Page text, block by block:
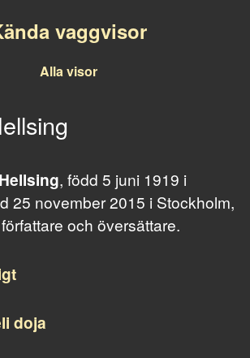
vaggvisor
Alla visor
, född 5 juni 1919 i
25 november 2015 i Stockholm,
och översättare.
doja